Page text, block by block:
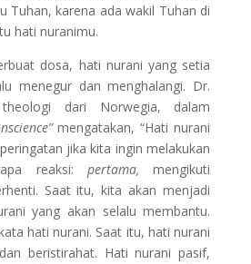
Tuhan, karena ada wakil Tuhan di
hati nuranimu.
dosa, hati nurani yang setia
menegur dan menghalangi. Dr.
dari Norwegia, dalam
mengatakan, “Hati nurani
jika kita ingin melakukan
reaksi: pertama, mengikuti
Saat itu, kita akan menjadi
yang akan selalu membantu.
hati nurani. Saat itu, hati nurani
beristirahat. Hati nurani pasif,